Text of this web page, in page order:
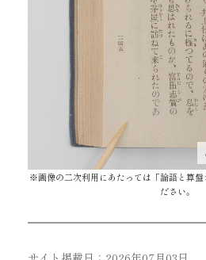
※画像の二次利用にあたっては「論語と算
ださい。